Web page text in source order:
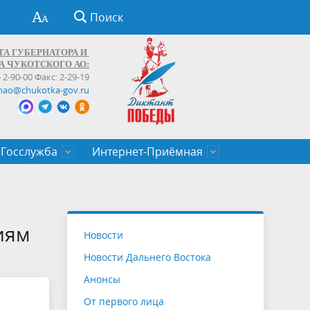
Поиск
ГУБЕРНАТОРА И
ЧУКОТСКОГО АО:
2-90-00 Факс: 2-29-19
gov.ru
Госслужба
служащих Чукотского автономного
Интернет-Приёмная
Новости
Новости Дальнего Востока
Анонсы
От первого лица